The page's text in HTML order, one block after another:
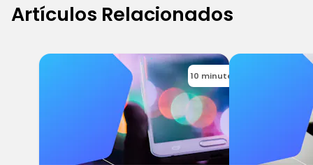
Artículos Relacionados
10 minutes